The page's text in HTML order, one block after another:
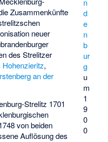
n
d
e
n
b
ur
g
u
m
1
9
0
0
Zusammenkünfte
neuer
des Strelitzer
,
an der
Strelitz 1701
von beiden
Auflösung des